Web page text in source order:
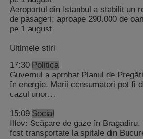
Aeroportul din Istanbul a stabilit un
de pasageri: aproape 290.000 de
pe 1 august
Ultimele stiri
17:30 Politica
Guvernul a aprobat Planul de
în energie. Marii consumatori pot fi
cazul unor…
15:09 Social
Ilfov: Scăpare de gaze în Bragadiru.
fost transportate la spitale din